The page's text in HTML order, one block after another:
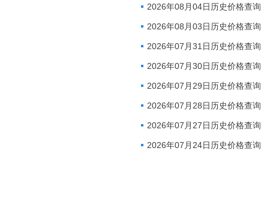
2026年08月04日历史价格查询
2026年08月03日历史价格查询
2026年07月31日历史价格查询
2026年07月30日历史价格查询
2026年07月29日历史价格查询
2026年07月28日历史价格查询
2026年07月27日历史价格查询
2026年07月24日历史价格查询